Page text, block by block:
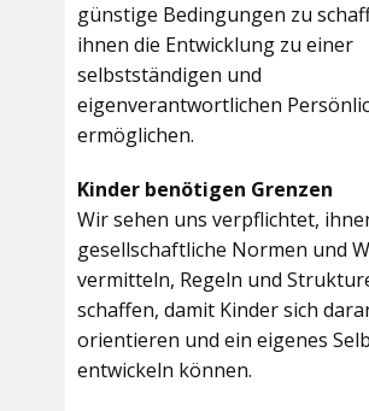
günstige Bedingungen zu
ihnen die Entwicklung zu einer
selbstständigen und
eigenverantwortlichen
ermöglichen.
Kinder benötigen Grenzen
Wir sehen uns verpflichtet,
gesellschaftliche Normen und
vermitteln, Regeln und
schaffen, damit Kinder sich
orientieren und ein eigenes
entwickeln können.